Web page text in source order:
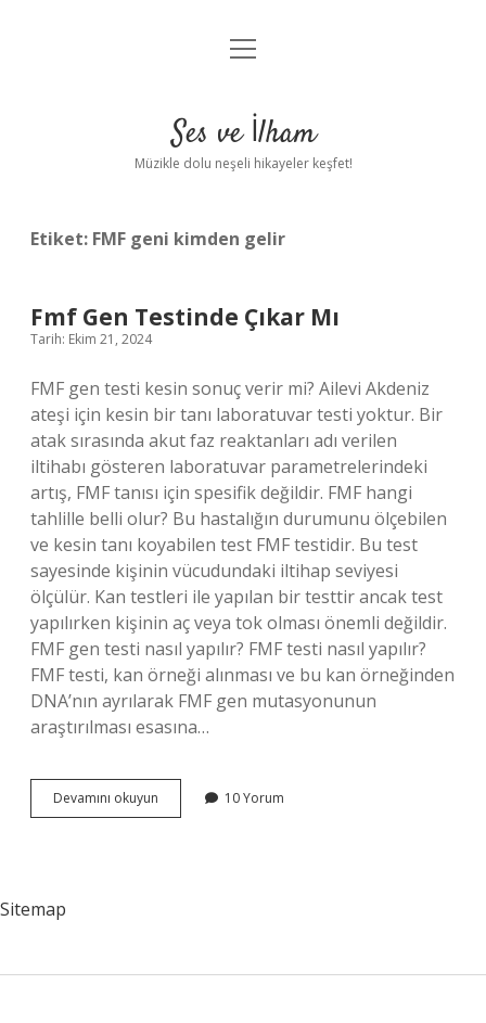
Anasayfa
Yasal Uyarı
menüyü
Ses ve İlham
Müzikle dolu neşeli hikayeler keşfet!
Etiket: FMF geni kimden gelir
Fmf Gen Testinde Çıkar Mı
Tarih: Ekim 21, 2024
FMF gen testi kesin sonuç verir mi? Ailevi Akdeniz
ateşi için kesin bir tanı laboratuvar testi yoktur. Bir
atak sırasında akut faz reaktanları adı verilen
iltihabı gösteren laboratuvar parametrelerindeki
artış, FMF tanısı için spesifik değildir. FMF hangi
tahlille belli olur? Bu hastalığın durumunu ölçebilen
ve kesin tanı koyabilen test FMF testidir. Bu test
sayesinde kişinin vücudundaki iltihap seviyesi
ölçülür. Kan testleri ile yapılan bir testtir ancak test
yapılırken kişinin aç veya tok olması önemli değildir.
FMF gen testi nasıl yapılır? FMF testi nasıl yapılır?
FMF testi, kan örneği alınması ve bu kan örneğinden
DNA’nın ayrılarak FMF gen mutasyonunun
araştırılması esasına…
Devamını okuyun
Gen
10 Yorum
Sitemap